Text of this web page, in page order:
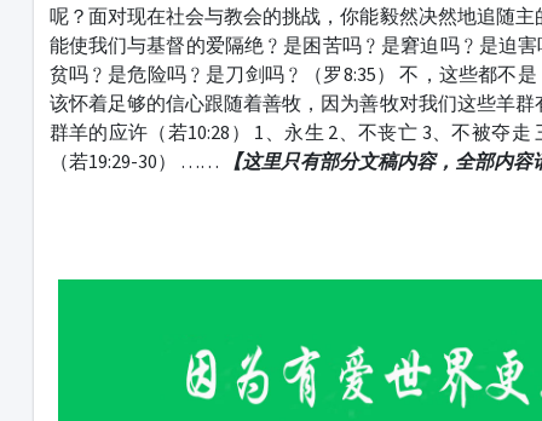
呢？面对现在社会与教会的挑战，你能毅然决然地追随主
能使我们与基督的爱隔绝﹖是困苦吗﹖是窘迫吗﹖是迫
贫吗﹖是危险吗﹖是刀剑吗﹖（罗8:35） 不，这些都不
该怀着足够的信心跟随着善牧，因为善牧对我们这些羊群
群羊的应许（若10:28） 1、永生 2、不丧亡 3、不被夺走
（若19:29-30） ……
【这里只有部分文稿内容，全部内容